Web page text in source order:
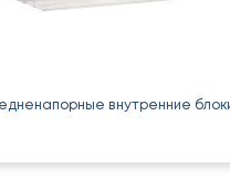
внутренние